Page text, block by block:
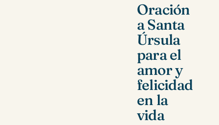
Oración
a Santa
Úrsula
para el
amor y
felicidad
en la
vida